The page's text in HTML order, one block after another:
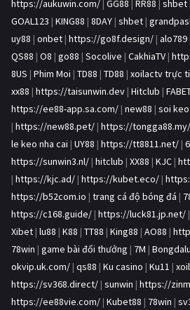
https://aukuwin.com/ | GG88 | RR88 | shbet
GOAL123 | KING88 | 8DAY | shbet |
uy88 | onbet | https://go8f.design/ | alo789
QS88 | O8 | go88 | Socolive | CakhiaTV |
8US | Phim Moi | TD88 | TD88 | xoilactv trực
xx88 | https://taisunwin.dev | Hitclub |
https://ee88-app.sa.com/ | new88 | soi keo
| https://new88.pet/ | https://tongga88.my/
le keo nha cai | UY88 | https://tt8811.net/ |
https://sunwin3.nl/ | hitclub | XX88 | KJC |
| https://kjc.ad/ | https://kubet.eco/ |
https://b52com.io | trang cá độ bóng đá |
https://c168.guide/ | https://luck81.jp.net/ |
Xibet | lu88 | K88 | TT88 | King88 | AO88 |
78win | game bài đổi thưởng | 7M | Bongdalu
okvip.uk.com/ | qs88 | Ku casino | Ku11 |
https://sv368.direct/ | sunwin | https://
https://ee88vie.com/ | Kubet88 | 78win |